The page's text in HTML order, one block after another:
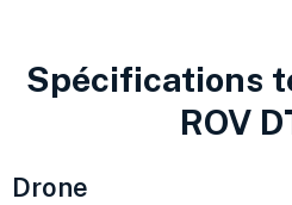
Spécifications
ROV
Drone